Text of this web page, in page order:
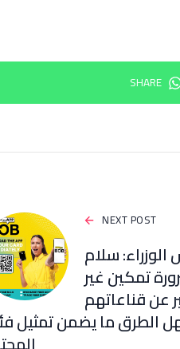
SHARE
NEXT POST
سلام
تمكين غير
عن قناعاتهم
الطرق ما يضمن تمثيل